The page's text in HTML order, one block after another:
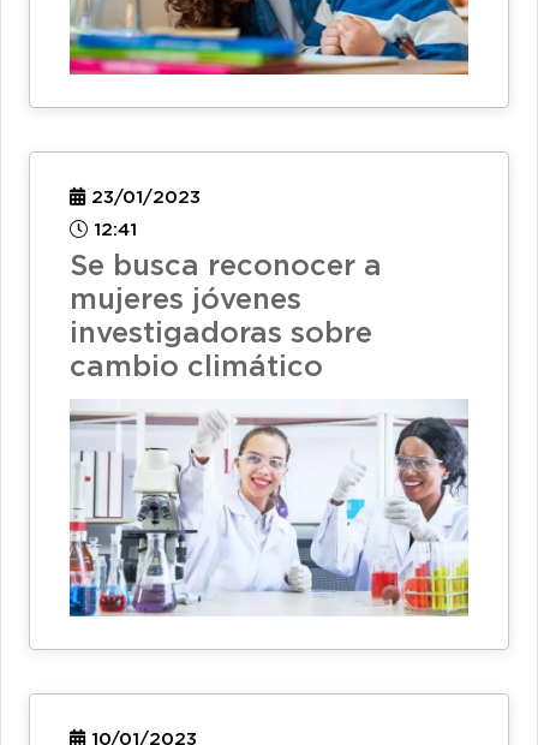
23/01/2023
12:41
Se busca reconocer a
mujeres jóvenes
investigadoras sobre
cambio climático
10/01/2023